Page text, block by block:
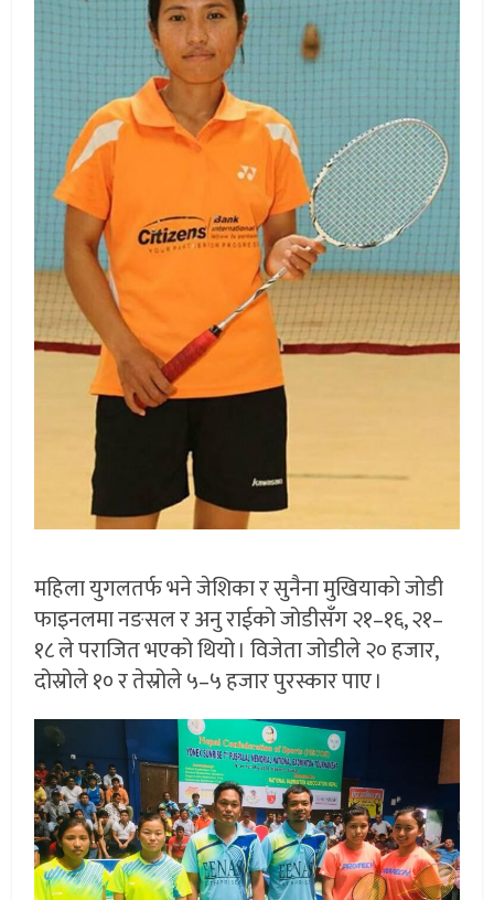
महिला युगलतर्फ भने जेशिका र सुनैना मुखियाको जोडी
फाइनलमा नङसल र अनु राईको जोडीसँग २१–१६, २१–
१८ ले पराजित भएको थियो । विजेता जोडीले २० हजार,
दोस्रोले १० र तेस्रोले ५–५ हजार पुरस्कार पाए ।